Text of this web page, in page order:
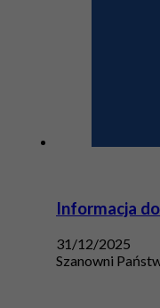
Informacja
31/12/2025
Szanowni